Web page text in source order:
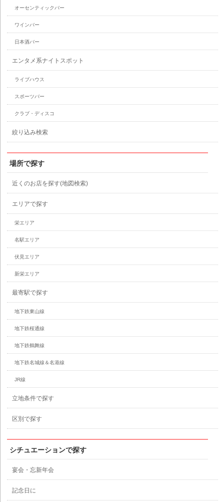
オーセンティックバー
ワインバー
日本酒バー
エンタメ系ナイトスポット
ライブハウス
スポーツバー
クラブ・ディスコ
絞り込み検索
場所で探す
近くのお店を探す(地図検索)
エリアで探す
栄エリア
名駅エリア
伏見エリア
新栄エリア
最寄駅で探す
地下鉄東山線
地下鉄桜通線
地下鉄鶴舞線
地下鉄名城線＆名港線
JR線
立地条件で探す
区別で探す
シチュエーションで探す
宴会・忘新年会
記念日に